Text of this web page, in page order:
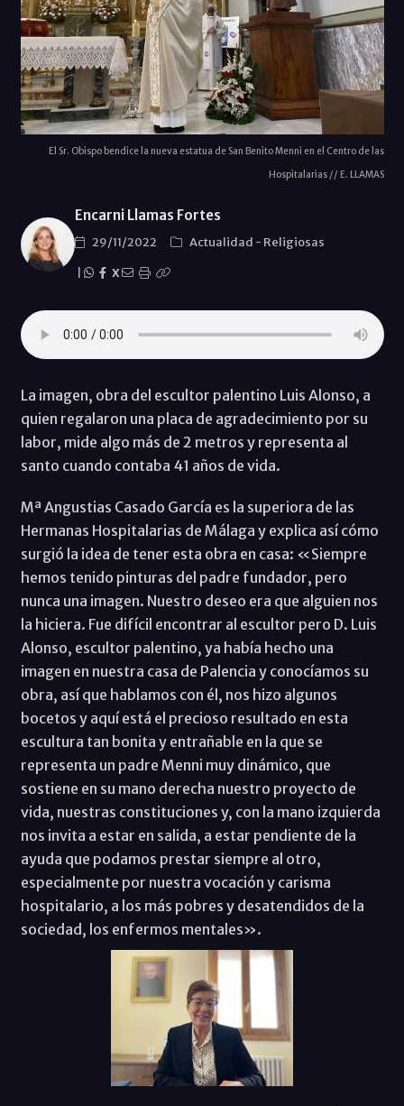
El Sr. Obispo bendice la nueva estatua de San Benito Menni en el Centro de las
Hospitalarias // E. LLAMAS
Encarni Llamas Fortes
29/11/2022 Actualidad - Religiosas
X
La imagen, obra del escultor palentino Luis Alonso, a
quien regalaron una placa de agradecimiento por su
labor, mide algo más de 2 metros y representa al
santo cuando contaba 41 años de vida.
Mª Angustias Casado García es la superiora de las
Hermanas Hospitalarias de Málaga y explica así cómo
surgió la idea de tener esta obra en casa: «Siempre
hemos tenido pinturas del padre fundador, pero
nunca una imagen. Nuestro deseo era que alguien nos
la hiciera. Fue difícil encontrar al escultor pero D. Luis
Alonso, escultor palentino, ya había hecho una
imagen en nuestra casa de Palencia y conocíamos su
obra, así que hablamos con él, nos hizo algunos
bocetos y aquí está el precioso resultado en esta
escultura tan bonita y entrañable en la que se
representa un padre Menni muy dinámico, que
sostiene en su mano derecha nuestro proyecto de
vida, nuestras constituciones y, con la mano izquierda
nos invita a estar en salida, a estar pendiente de la
ayuda que podamos prestar siempre al otro,
especialmente por nuestra vocación y carisma
hospitalario, a los más pobres y desatendidos de la
sociedad, los enfermos mentales».